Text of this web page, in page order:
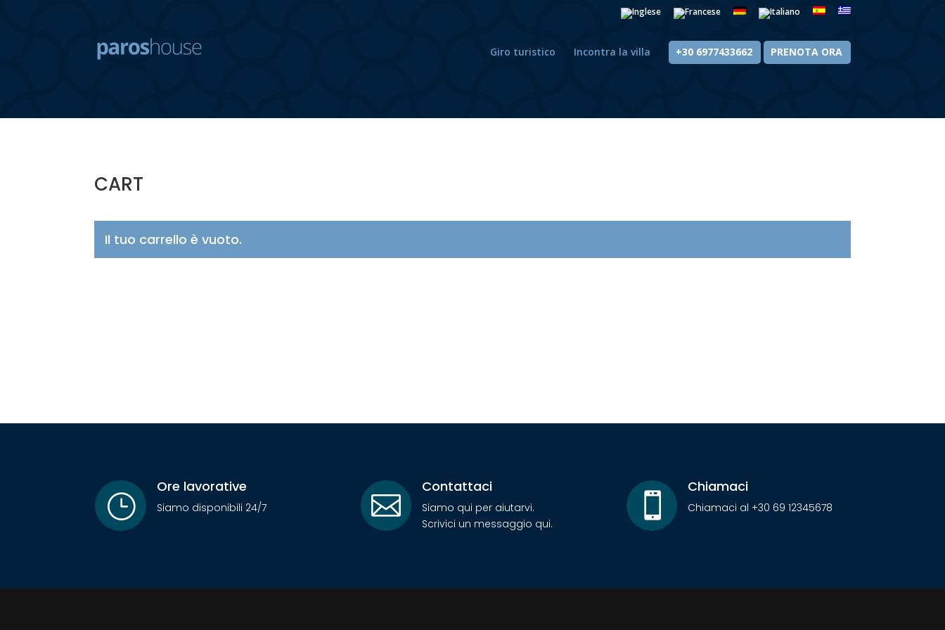
Giro turistico Incontra la villa +30 6977433662 PRENOTA ORA
CART
Il tuo carrello è vuoto.
}
Ore lavorative
Siamo disponibili 24/7 
Contattaci
Siamo qui per aiutarvi.
Scrivici un messaggio qui.

Chiamaci
Chiamaci al +30 69 12345678